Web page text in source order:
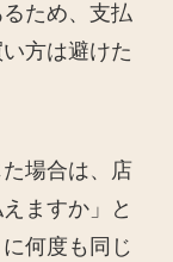
ため、支払
方は避けた
場合は、店
ますか」と
何度も同じ